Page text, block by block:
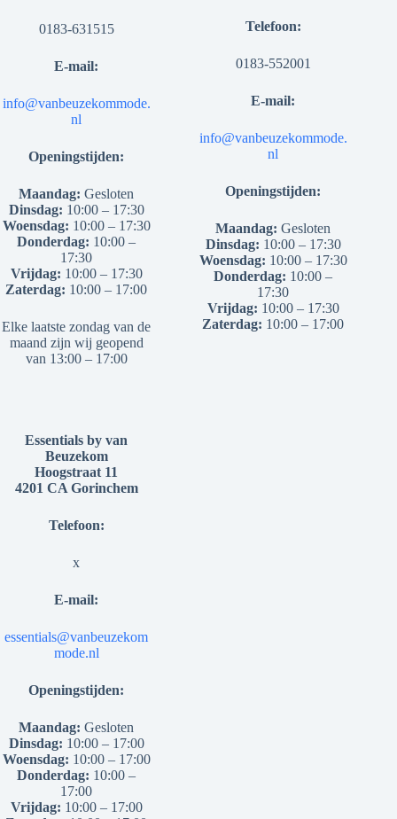
0183-631515
E-mail:
info@vanbeuzekommode.
nl
Openingstijden:
Maandag: Gesloten
Dinsdag: 10:00 – 17:30
Woensdag: 10:00 – 17:30
Donderdag: 10:00 –
17:30
Vrijdag: 10:00 – 17:30
Zaterdag: 10:00 – 17:00
Elke laatste zondag van de
maand zijn wij geopend
van 13:00 – 17:00
Telefoon:
0183-552001
E-mail:
info@vanbeuzekommode.
nl
Openingstijden:
Maandag: Gesloten
Dinsdag: 10:00 – 17:30
Woensdag: 10:00 – 17:30
Donderdag: 10:00 –
17:30
Vrijdag: 10:00 – 17:30
Zaterdag: 10:00 – 17:00
Essentials by van
Beuzekom
Hoogstraat 11
4201 CA Gorinchem
Telefoon:
x
E-mail:
essentials@vanbeuzekom
mode.nl
Openingstijden:
Maandag: Gesloten
Dinsdag: 10:00 – 17:00
Woensdag: 10:00 – 17:00
Donderdag: 10:00 –
17:00
Vrijdag: 10:00 – 17:00